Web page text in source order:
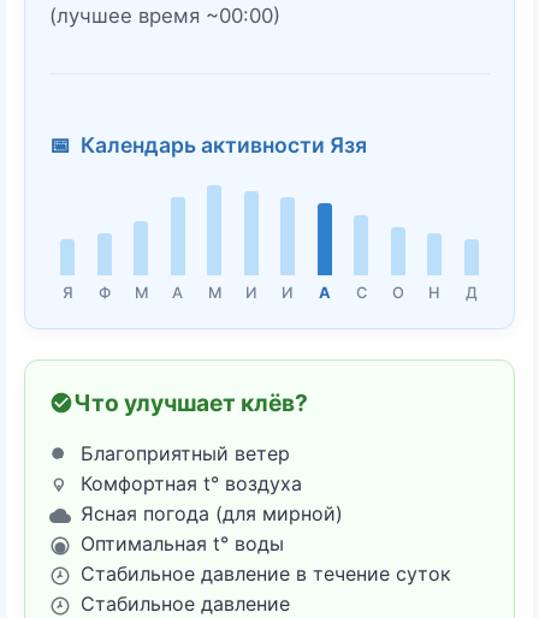
(лучшее время ~00:00)
📅 Календарь активности Язя
Я Ф М А М И И А С О Н Д
Что улучшает клёв?
Благоприятный ветер
Комфортная t° воздуха
Ясная погода (для мирной)
Оптимальная t° воды
Стабильное давление в течение суток
Стабильное давление